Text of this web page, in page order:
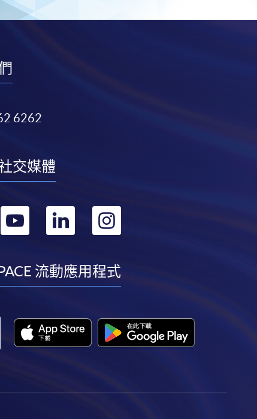
6262
交媒體
轉
youtube
轉
linkedin
轉
instagram
流動應用程式